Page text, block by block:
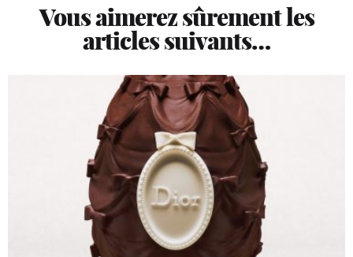
Vous aimerez sûrement les
articles suivants…